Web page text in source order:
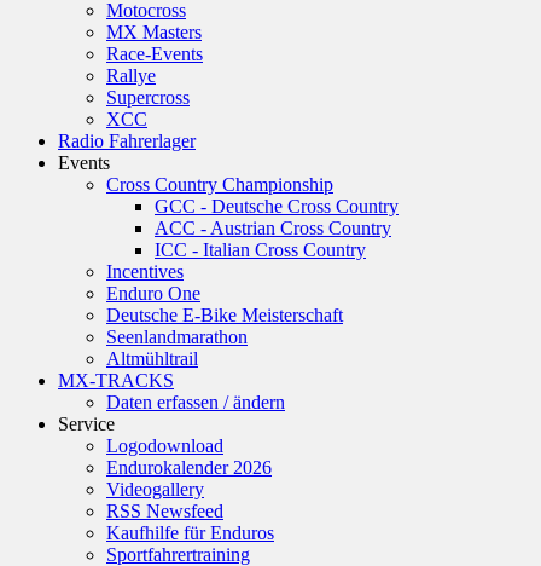
Motocross
MX Masters
Race-Events
Rallye
Supercross
XCC
Radio Fahrerlager
Events
Cross Country Championship
GCC - Deutsche Cross Country
ACC - Austrian Cross Country
ICC - Italian Cross Country
Incentives
Enduro One
Deutsche E-Bike Meisterschaft
Seenlandmarathon
Altmühltrail
MX-TRACKS
Daten erfassen / ändern
Service
Logodownload
Endurokalender 2026
Videogallery
RSS Newsfeed
Kaufhilfe für Enduros
Sportfahrertraining